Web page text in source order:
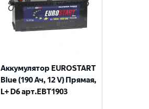
Аккумулятор EUROSTART
Blue (190 Ач, 12 V) Прямая,
L+ D6 арт.EBT1903